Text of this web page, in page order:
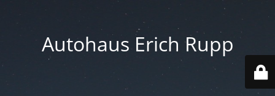
Autohaus Erich Rupp